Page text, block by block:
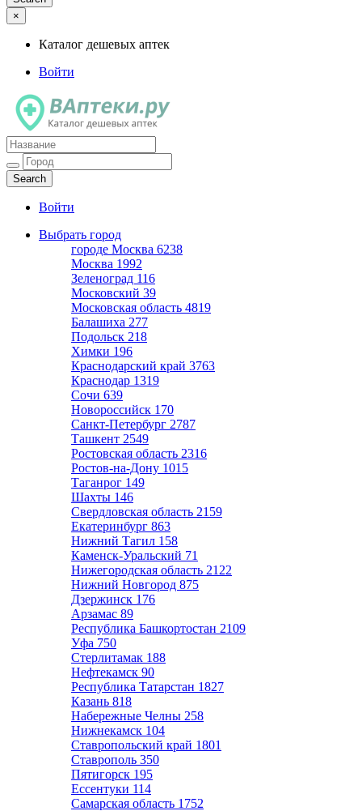
×
Каталог дешевых аптек
Войти
Каталог дешевых аптек
Войти
Выбрать город
городе Москва 6238
Москва 1992
Зеленоград 116
Московский 39
Московская область 4819
Балашиха 277
Подольск 218
Химки 196
Краснодарский край 3763
Краснодар 1319
Сочи 639
Новороссийск 170
Санкт-Петербург 2787
Ташкент 2549
Ростовская область 2316
Ростов-на-Дону 1015
Таганрог 149
Шахты 146
Свердловская область 2159
Екатеринбург 863
Нижний Тагил 158
Каменск-Уральский 71
Нижегородская область 2122
Нижний Новгород 875
Дзержинск 176
Арзамас 89
Республика Башкортостан 2109
Уфа 750
Стерлитамак 188
Нефтекамск 90
Республика Татарстан 1827
Казань 818
Набережные Челны 258
Нижнекамск 104
Ставропольский край 1801
Ставрополь 350
Пятигорск 195
Ессентуки 114
Самарская область 1752